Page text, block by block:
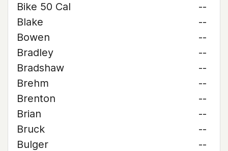
Bike 50 Cal
--
Blake
--
Bowen
--
Bradley
--
Bradshaw
--
Brehm
--
Brenton
--
Brian
--
Bruck
--
Bulger
--